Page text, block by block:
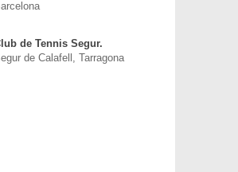
de Tennis Segur.
de Calafell, Tarragona